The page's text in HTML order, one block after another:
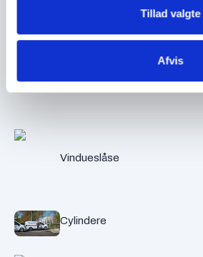
Tillad valgte
Afvis
Vindueslåse
Cylindere